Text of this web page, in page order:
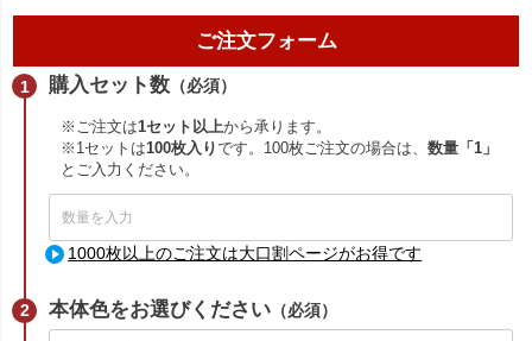
ご注文フォーム
購入セット数 （必須）
※ご注文は1セット以上から承ります。
※1セットは100枚入りです。100枚ご注文の場合は、数量「1」
とご入力ください。
1000枚以上のご注文は大口割ページがお得です
本体色をお選びください （必須）